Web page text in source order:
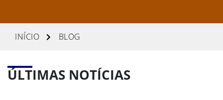
INÍCIO BLOG
ÚLTIMAS NOTÍCIAS